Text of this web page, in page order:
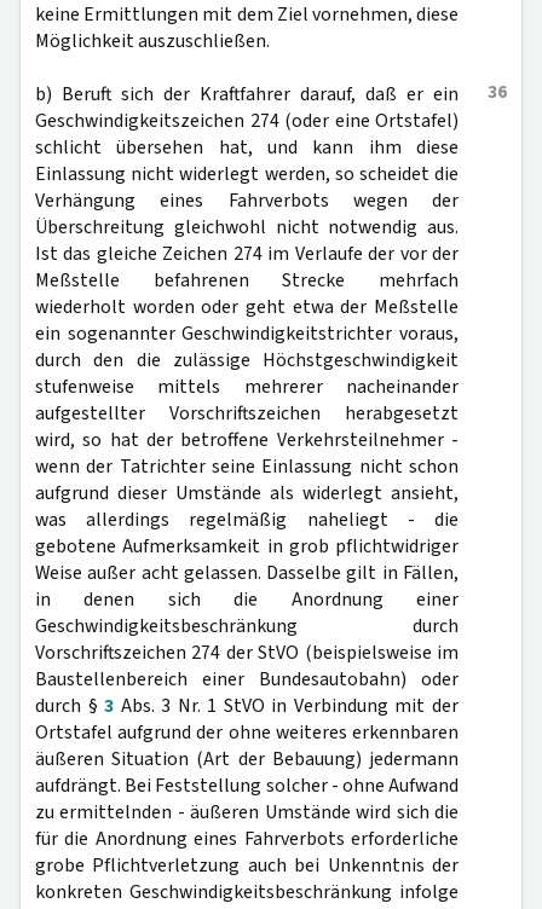
keine Ermittlungen mit dem Ziel vornehmen, diese
Möglichkeit auszuschließen.
36
b) Beruft sich der Kraftfahrer darauf, daß er ein
Geschwindigkeitszeichen 274 (oder eine Ortstafel)
schlicht übersehen hat, und kann ihm diese
Einlassung nicht widerlegt werden, so scheidet die
Verhängung eines Fahrverbots wegen der
Überschreitung gleichwohl nicht notwendig aus.
Ist das gleiche Zeichen 274 im Verlaufe der vor der
Meßstelle befahrenen Strecke mehrfach
wiederholt worden oder geht etwa der Meßstelle
ein sogenannter Geschwindigkeitstrichter voraus,
durch den die zulässige Höchstgeschwindigkeit
stufenweise mittels mehrerer nacheinander
aufgestellter Vorschriftszeichen herabgesetzt
wird, so hat der betroffene Verkehrsteilnehmer -
wenn der Tatrichter seine Einlassung nicht schon
aufgrund dieser Umstände als widerlegt ansieht,
was allerdings regelmäßig naheliegt - die
gebotene Aufmerksamkeit in grob pflichtwidriger
Weise außer acht gelassen. Dasselbe gilt in Fällen,
in denen sich die Anordnung einer
Geschwindigkeitsbeschränkung durch
Vorschriftszeichen 274 der StVO (beispielsweise im
Baustellenbereich einer Bundesautobahn) oder
durch §3 Abs. 3 Nr. 1 StVO in Verbindung mit der
Ortstafel aufgrund der ohne weiteres erkennbaren
äußeren Situation (Art der Bebauung) jedermann
aufdrängt. Bei Feststellung solcher - ohne Aufwand
zu ermittelnden - äußeren Umstände wird sich die
für die Anordnung eines Fahrverbots erforderliche
grobe Pflichtverletzung auch bei Unkenntnis der
konkreten Geschwindigkeitsbeschränkung infolge